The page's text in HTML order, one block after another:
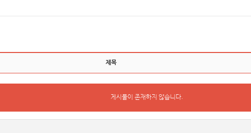
제목
게시물이 존재하지 않습니다.